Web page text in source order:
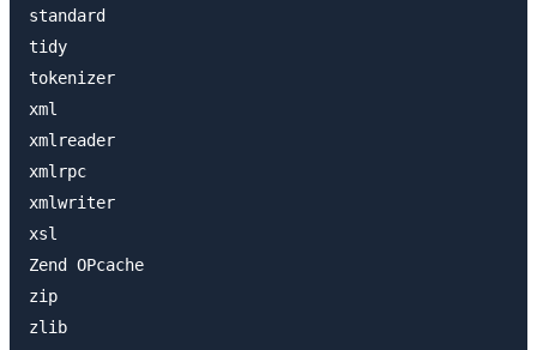
standard
tidy
tokenizer
xml
xmlreader
xmlrpc
xmlwriter
xsl
Zend OPcache
zip
zlib